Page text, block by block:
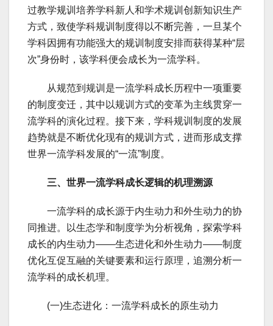
过教学规训培养学科新人和学术规训创新知识生产
方式，致使学科规训制度得以不断完善，一旦某个
学科因拥有功能强大的规训制度安排而获得某种“层
次”身份时，该学科便会成长为一流学科。
从规范到规训是一流学科成长历程中一项重要
的制度变迁，其中以规训方式的变革为主线贯穿一
流学科的演化过程。接下来，学科规训制度的发展
趋势就是不断优化现有的规训方式，进而形成支撑
世界一流学科发展的“一流”制度。
三、世界一流学科成长逻辑的机理溯源
一流学科的成长源于内生动力和外生动力的协
同推进。以生态学和制度学为分析视角，探索学科
成长的内生动力——生态进化和外生动力——制度
优化互促互融的关键要素和运行原理，追溯分析一
流学科的成长机理。
(一)生态进化：一流学科成长的原生动力